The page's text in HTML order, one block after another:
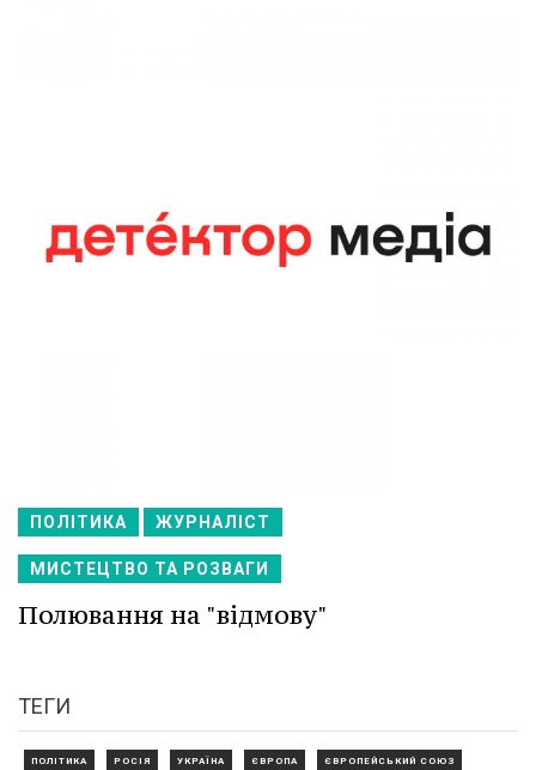
ПОЛІТИКА ЖУРНАЛІСТ
МИСТЕЦТВО ТА РОЗВАГИ
Полювання на "відмову"
ТЕГИ
ПОЛІТИКА РОСІЯ УКРАЇНА ЄВРОПА ЄВРОПЕЙСЬКИЙ СОЮЗ